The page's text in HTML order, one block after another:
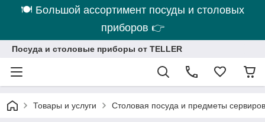
🍽 Большой ассортимент посуды и столовых
приборов 👉
Посуда и столовые приборы от TELLER
Товары и услуги Столовая посуда и предметы